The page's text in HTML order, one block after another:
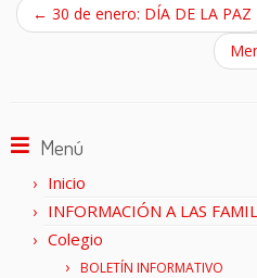
← 30 de enero: DÍA DE LA PAZ
Menú
Inicio
INFORMACIÓN A LAS
Colegio
BOLETÍN INFORMATIVO